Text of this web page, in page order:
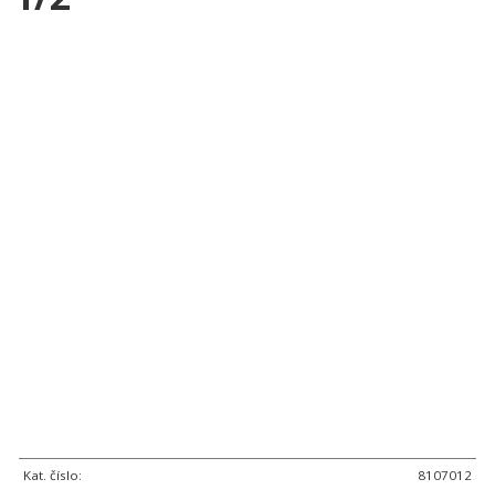
Kat. číslo:
8107012